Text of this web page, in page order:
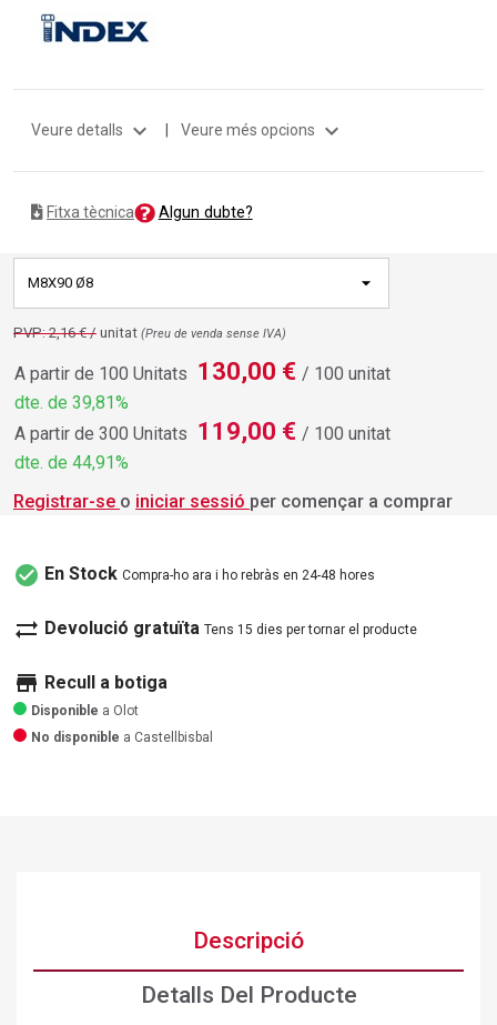
Veure detalls expand_more | Veure més opcions expand_more
Fitxa tècnica Algun dubte?
M8X90 Ø8
PVP: 2,16 € / unitat (Preu de venda sense IVA)
A partir de 100 Unitats 130,00 € / 100 unitat
dte. de 39,81%
A partir de 300 Unitats 119,00 € / 100 unitat
dte. de 44,91%
Registrar-se o iniciar sessió per començar a comprar
check_circle En Stock Compra-ho ara i ho rebràs en 24-48 hores
sync_alt Devolució gratuïta Tens 15 dies per tornar el producte
store Recull a botiga
Disponible a Olot
No disponible a Castellbisbal
Descripció
Detalls Del Producte